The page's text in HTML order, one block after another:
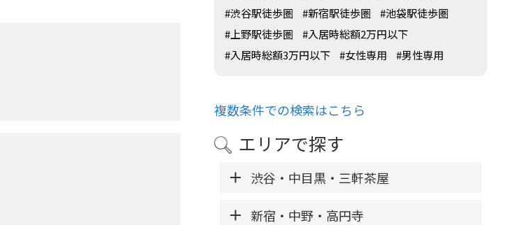
#渋谷駅徒歩圏
#新宿駅徒歩圏
#池袋駅徒歩圏
#上野駅徒歩圏
#入居時総額2万円以下
#入居時総額3万円以下
#女性専用 #男性専用
複数条件での検索はこちら
エリアで探す
渋谷・中目黒・三軒茶屋
新宿・中野・高円寺